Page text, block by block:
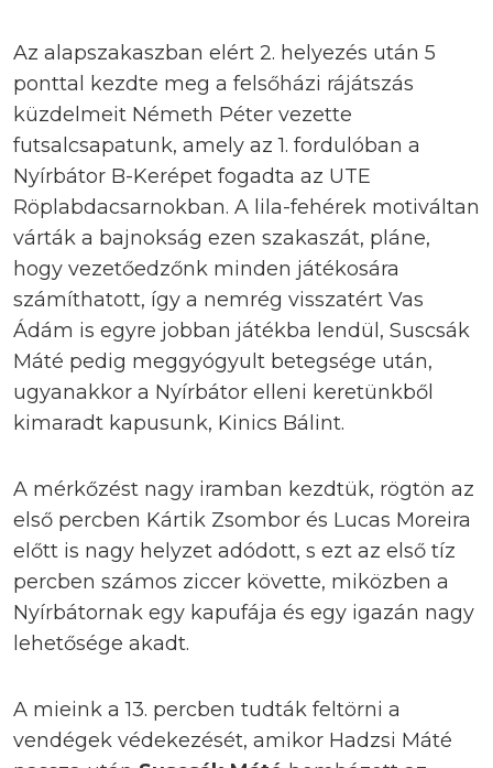
Az alapszakaszban elért 2. helyezés után 5
ponttal kezdte meg a felsőházi rájátszás
küzdelmeit Németh Péter vezette
futsalcsapatunk, amely az 1. fordulóban a
Nyírbátor B-Kerépet fogadta az UTE
Röplabdacsarnokban. A lila-fehérek motiváltan
várták a bajnokság ezen szakaszát, pláne,
hogy vezetőedzőnk minden játékosára
számíthatott, így a nemrég visszatért Vas
Ádám is egyre jobban játékba lendül, Suscsák
Máté pedig meggyógyult betegsége után,
ugyanakkor a Nyírbátor elleni keretünkből
kimaradt kapusunk, Kinics Bálint.
A mérkőzést nagy iramban kezdtük, rögtön az
első percben Kártik Zsombor és Lucas Moreira
előtt is nagy helyzet adódott, s ezt az első tíz
percben számos ziccer követte, miközben a
Nyírbátornak egy kapufája és egy igazán nagy
lehetősége akadt.
A mieink a 13. percben tudták feltörni a
vendégek védekezését, amikor Hadzsi Máté